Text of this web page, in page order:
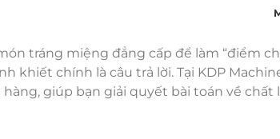
tráng miệng đẳng cấp để làm “điểm
khiết chính là câu trả lời. Tại KDP
hàng, giúp bạn giải quyết bài toán về